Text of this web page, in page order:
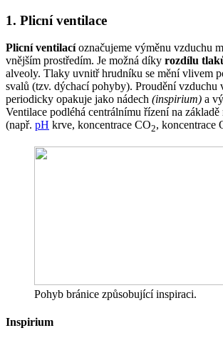
1. Plicní ventilace
Plicní ventilacíoznačujeme výměnu vzduchu
vnějším prostředím. Je možná díky rozdílu
alveoly. Tlaky uvnitř hrudníku se mění vlivem
svalů (tzv. dýchací pohyby). Proudění vzduchu
periodicky opakuje jako nádech (inspirium) a
Ventilace podléhá centrálnímu řízení na
(např. pH krve, koncentrace CO2, koncentrace
Pohyb bránice způsobující inspiraci.
Inspirium